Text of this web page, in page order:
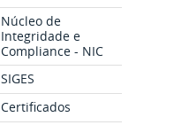
Núcleo de
Integridade e
Compliance - NIC
SIGES
Certificados